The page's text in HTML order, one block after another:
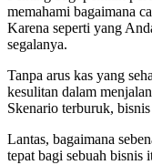
memahami bagaimana
Karena seperti yang
segalanya.
Tanpa arus kas yang
kesulitan dalam
Skenario terburuk,
Lantas, bagaimana
tepat bagi sebuah bisnis